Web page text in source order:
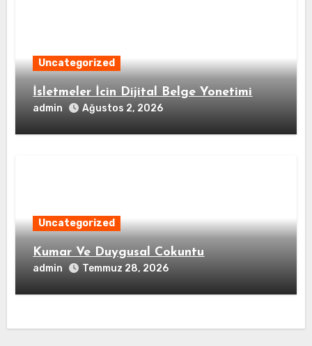
Uncategorized
İsletmeler İcin Dijital Belge Yonetimi
admin Ağustos 2, 2026
Uncategorized
Kumar Ve Duygusal Cokuntu
admin Temmuz 28, 2026